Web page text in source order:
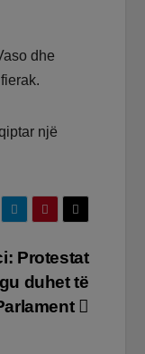
dhe
një
Protestat
duhet të